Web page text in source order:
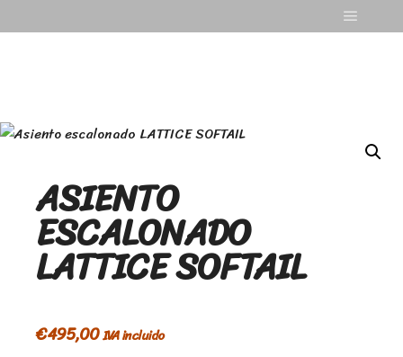
ASIENTO
ESCALONADO
LATTICE SOFTAIL
€495,00IVA incluido